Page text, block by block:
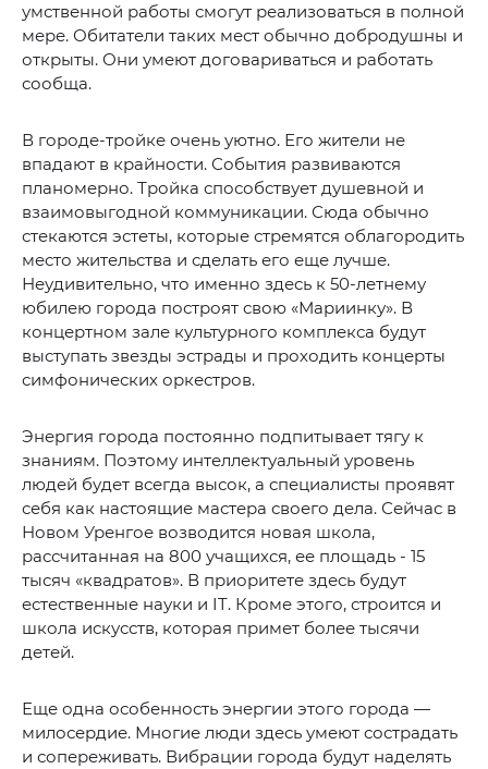
умственной работы смогут реализоваться в полной
мере. Обитатели таких мест обычно добродушны и
открыты. Они умеют договариваться и работать
сообща.
В городе-тройке очень уютно. Его жители не
впадают в крайности. События развиваются
планомерно. Тройка способствует душевной и
взаимовыгодной коммуникации. Сюда обычно
стекаются эстеты, которые стремятся облагородить
место жительства и сделать его еще лучше.
Неудивительно, что именно здесь к 50-летнему
юбилею города построят свою «Мариинку». В
концертном зале культурного комплекса будут
выступать звезды эстрады и проходить концерты
симфонических ор­кестров.
Энергия города постоянно подпитывает тягу к
знаниям. Поэтому интеллектуальный уровень
людей будет всегда высок, а специалисты проявят
себя как настоящие мастера своего дела. Сейчас в
Новом Уренгое возводится новая школа,
рассчитанная на 800 учащихся, ее площадь - 15
тысяч «квадратов». В приоритете здесь будут
естественные науки и IT. Кроме этого, строится и
школа искусств, которая примет более тысячи
детей.
Еще одна особенность энергии этого города —
милосердие. Многие люди здесь умеют сострадать
и сопереживать. Вибрации города будут наделять